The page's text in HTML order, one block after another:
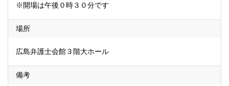
※開場は午後０時３０分です
場所
広島弁護士会館３階大ホール
備考